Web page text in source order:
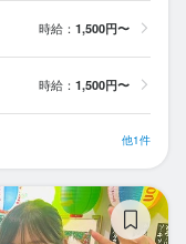
時給： 1,500円〜
時給： 1,500円〜
他1件